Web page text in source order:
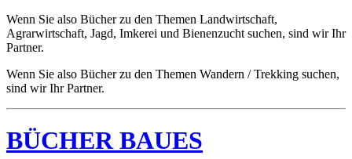
Wenn Sie also Bücher zu den Themen Landwirtschaft,
Agrarwirtschaft, Jagd, Imkerei und Bienenzucht suchen, sind wir Ihr
Partner.
Wenn Sie also Bücher zu den Themen Wandern / Trekking suchen,
sind wir Ihr Partner.
BÜCHER BAUES